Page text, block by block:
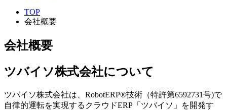
TOP
会社概要
会社概要
ツバイソ株式会社について
ツバイソ株式会社は、RobotERP®技術（特許第6592731号)で
自律的運転を実現するクラウドERP「ツバイソ」を開発す